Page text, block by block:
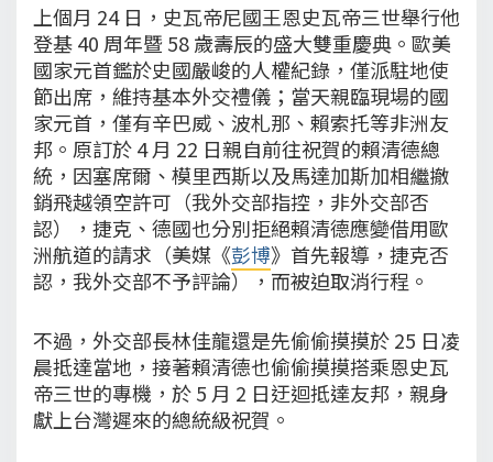
上個月 24 日，史瓦帝尼國王恩史瓦帝三世舉行他
登基 40 周年暨 58 歲壽辰的盛大雙重慶典。歐美
國家元首鑑於史國嚴峻的人權紀錄，僅派駐地使
節出席，維持基本外交禮儀；當天親臨現場的國
家元首，僅有辛巴威、波札那、賴索托等非洲友
邦。原訂於 4 月 22 日親自前往祝賀的賴清德總
統，因塞席爾、模里西斯以及馬達加斯加相繼撤
銷飛越領空許可（我外交部指控，非外交部否
認），捷克、德國也分別拒絕賴清德應變借用歐
洲航道的請求（美媒《彭博》首先報導，捷克否
認，我外交部不予評論），而被迫取消行程。
不過，外交部長林佳龍還是先偷偷摸摸於 25 日凌
晨抵達當地，接著賴清德也偷偷摸摸搭乘恩史瓦
帝三世的專機，於 5 月 2 日迂迴抵達友邦，親身
獻上台灣遲來的總統級祝賀。